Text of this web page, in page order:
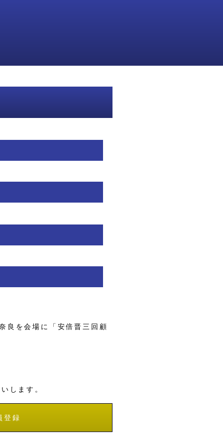
良を会場に「安倍晋三回顧
します。
登録